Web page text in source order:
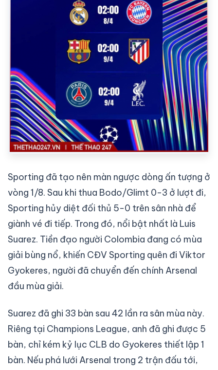
Sporting đã tạo nên màn ngược dòng ấn tượng ở
vòng 1/8. Sau khi thua Bodo/Glimt 0-3 ở lượt đi,
Sporting hủy diệt đối thủ 5-0 trên sân nhà để
giành vé đi tiếp. Trong đó, nổi bật nhất là Luis
Suarez. Tiền đạo người Colombia đang có mùa
giải bùng nổ, khiến CĐV Sporting quên đi Viktor
Gyokeres, người đã chuyển đến chính Arsenal
đầu mùa giải.
Suarez đã ghi 33 bàn sau 42 lần ra sân mùa này.
Riêng tại Champions League, anh đã ghi được 5
bàn, chỉ kém kỷ lục CLB do Gyokeres thiết lập 1
bàn. Nếu phá lưới Arsenal trong 2 trận đấu tới,